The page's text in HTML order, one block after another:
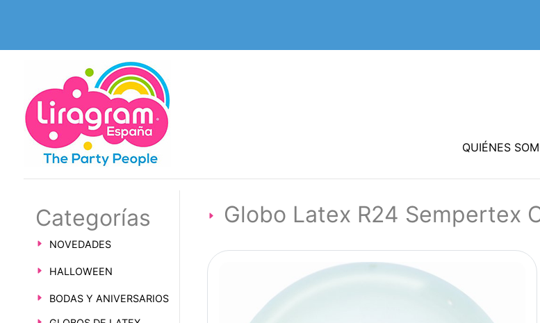
QUIÉNES
Categorías
NOVEDADES
HALLOWEEN
BODAS Y ANIVERSARIOS
Globo Latex R24 Sempertex